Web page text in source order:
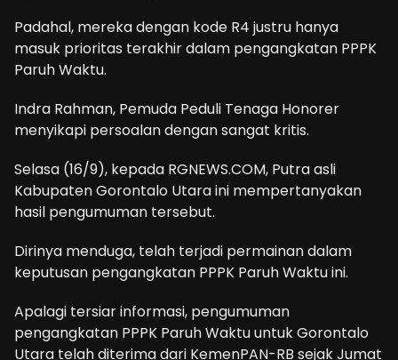
Padahal, mereka dengan kode R4 justru hanya
masuk prioritas terakhir dalam pengangkatan PPPK
Paruh Waktu.
Indra Rahman, Pemuda Peduli Tenaga Honorer
menyikapi persoalan dengan sangat kritis.
Selasa (16/9), kepada RGNEWS.COM, Putra asli
Kabupaten Gorontalo Utara ini mempertanyakan
hasil pengumuman tersebut.
Dirinya menduga, telah terjadi permainan dalam
keputusan pengangkatan PPPK Paruh Waktu ini.
Apalagi tersiar informasi, pengumuman
pengangkatan PPPK Paruh Waktu untuk Gorontalo
Utara telah diterima dari KemenPAN-RB sejak Jumat